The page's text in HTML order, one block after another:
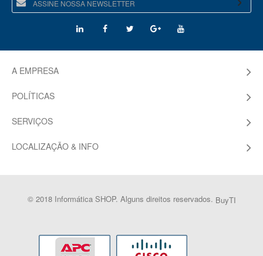
A EMPRESA
POLÍTICAS
SERVIÇOS
LOCALIZAÇÃO & INFO
© 2018 Informática SHOP. Alguns direitos reservados. BuyTI